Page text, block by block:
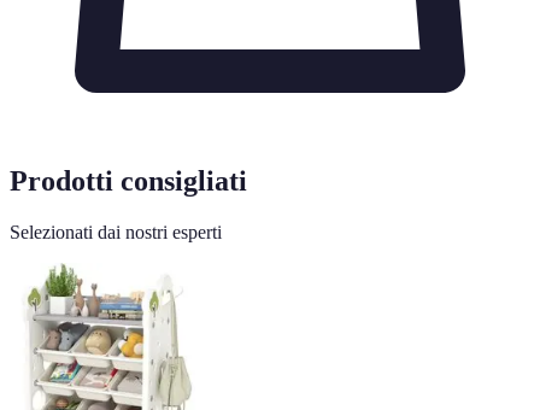
Prodotti consigliati
Selezionati dai nostri esperti